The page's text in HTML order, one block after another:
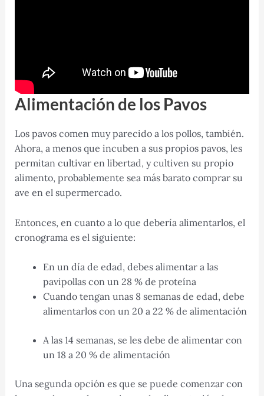
Alimentación de los Pavos
Los pavos comen muy parecido a los pollos, también.
Ahora, a menos que incuben a sus propios pavos, les
permitan cultivar en libertad, y cultiven su propio
alimento, probablemente sea más barato comprar su
ave en el supermercado.
Entonces, en cuanto a lo que debería alimentarlos, el
cronograma es el siguiente:
En un día de edad, debes alimentar a las
pavipollas con un 28 % de proteína
Cuando tengan unas 8 semanas de edad, debe
alimentarlos con un 20 a 22 % de alimentación
A las 14 semanas, se les debe de alimentar con
un 18 a 20 % de alimentación
Una segunda opción es que se puede comenzar con